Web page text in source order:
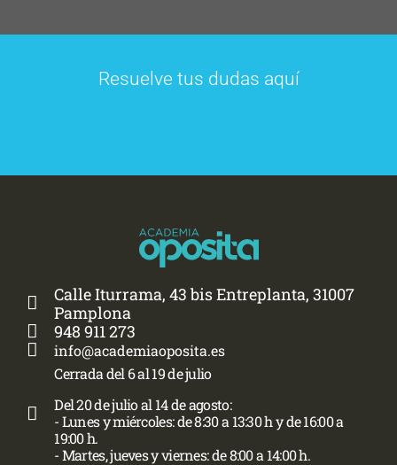
Resuelve tus dudas aquí
Calle Iturrama, 43 bis Entreplanta, 31007
Pamplona
948 911 273
info@academiaoposita.es
Cerrada del 6 al 19 de julio
Del 20 de julio al 14 de agosto:
- Lunes y miércoles: de 8:30 a 13:30 h y de 16:00 a
19:00 h.
- Martes, jueves y viernes: de 8:00 a 14:00 h.